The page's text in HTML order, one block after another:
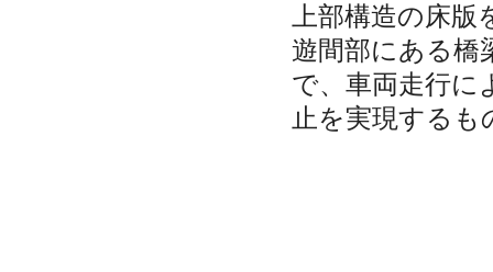
上部構造の床
遊間部にある橋
で、車両走行に
止を実現するも